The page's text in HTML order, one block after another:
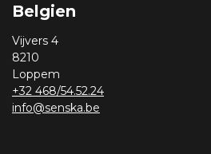
Belgien
Vijvers 4
8210
Loppem
+32 468/54.52.24
info@senska.be